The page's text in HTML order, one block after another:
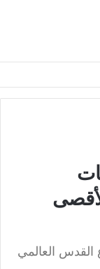
القدس العالمي